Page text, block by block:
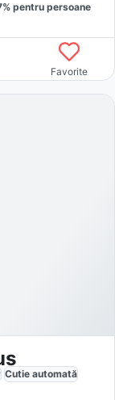
% pentru persoane
Favorite
Cutie automată